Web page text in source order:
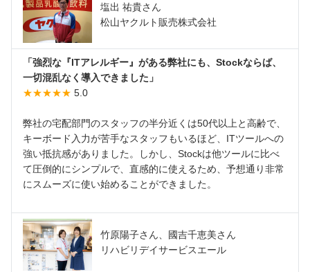
塩出 祐貴さん
松山ヤクルト販売株式会社
「強烈な『ITアレルギー』がある弊社にも、Stockならば、
一切混乱なく導入できました」
★★★★★ 5.0
弊社の宅配部門のスタッフの半分近くは50代以上と高齢で、
キーボード入力が苦手なスタッフもいるほど、ITツールへの
強い抵抗感がありました。しかし、Stockは他ツールに比べ
て圧倒的にシンプルで、直感的に使えるため、予想通り非常
にスムーズに使い始めることができました。
竹原陽子さん、國吉千恵美さん
リハビリデイサービスエール